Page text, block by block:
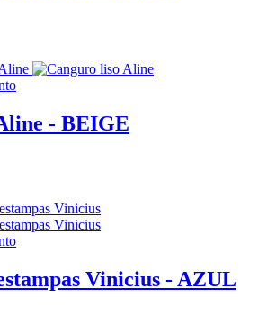
- BEIGE
Vinicius - AZUL